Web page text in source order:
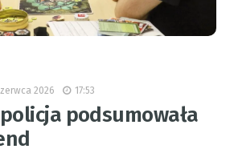
2026 17:53
podsumowała